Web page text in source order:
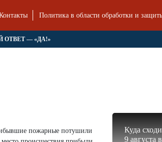
Политика в области обработки и
ОТВЕТ — «ДА!»
пожарные потушили
Куда
9 августа